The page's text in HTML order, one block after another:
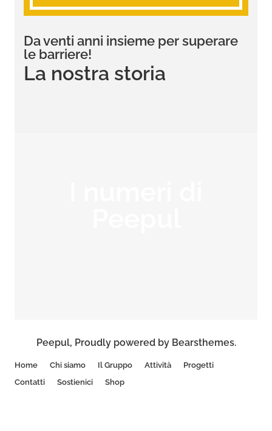
Da venti anni insieme per superare
le barriere!
La nostra storia
Peepul, Proudly powered by Bearsthemes.
Home Chi siamo Il Gruppo Attività
Progetti
Contatti
Sostienici Shop